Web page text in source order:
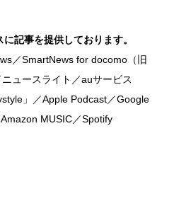
記事を提供しております。
／SmartNews for docomo（旧
ュースライト／auサービス
」／Apple Podcast／Google
MUSIC／Spotify